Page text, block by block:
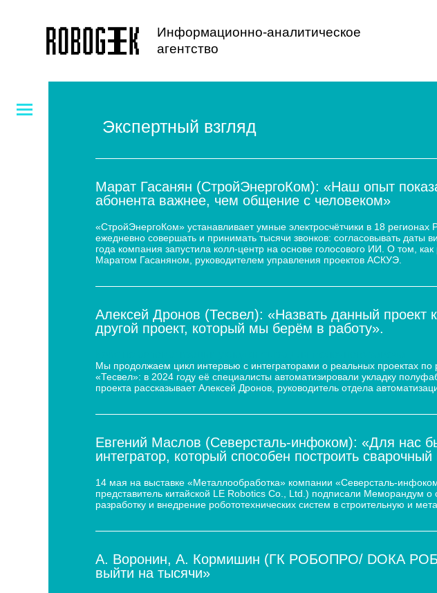
Информационно-аналитическое
агентство
Экспертный взгляд
Марат Гасанян (СтройЭнергоКом): «Наш опыт
абонента важнее, чем общение с человеком»
«СтройЭнергоКом» устанавливает умные электросчётчики в 18
ежедневно совершать и принимать тысячи звонков: согласовывать
года компания запустила колл-центр на основе голосового ИИ. О том,
Маратом Гасаняном, руководителем управления проектов АСКУЭ.
Алексей Дронов (Тесвел): «Назвать данный проект
другой проект, который мы берём в работу».
Мы продолжаем цикл интервью с интеграторами о реальных проектах
«Тесвел»: в 2024 году её специалисты автоматизировали укладку
проекта рассказывает Алексей Дронов, руководитель отдела
Евгений Маслов (Северсталь-инфоком): «Для нас
интегратор, который способен построить
14 мая на выставке «Металлообработка» компании «Северсталь-
представитель китайской LE Robotics Co., Ltd.) подписали Меморандум
разработку и внедрение робототехнических систем в строительную и
А. Воронин, А. Кормишин (ГК РОБОПРО/ DOКА
выйти на тысячи»